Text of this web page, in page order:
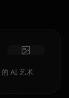
AI 艺术